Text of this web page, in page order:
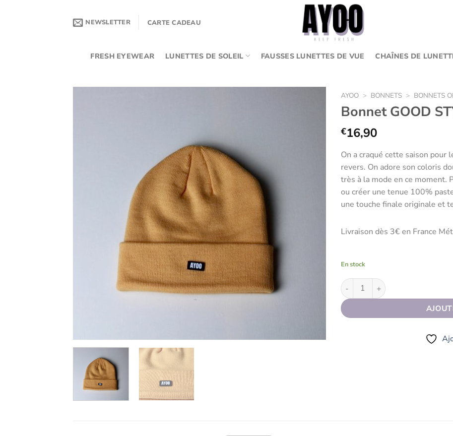
NEWSLETTER CARTE CADEAU
FRESH EYEWEAR LUNETTES DE SOLEIL FAUSSES LUNETTES DE VUE CHAÎNES DE
AYOO > BONNETS > BONNETS
Bonnet GOOD
€16,90
On a craqué cette saison pour
revers. On adore son coloris
très à la mode en ce moment.
ou créer une tenue 100%
une touche finale originale et
Livraison dès 3€ en France
En stock
quantité de Bonnet GOOD